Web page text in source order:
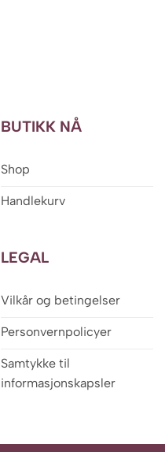
BUTIKK NÅ
Shop
Handlekurv
LEGAL
Vilkår og betingelser
Personvernpolicyer
Samtykke til
informasjonskapsler